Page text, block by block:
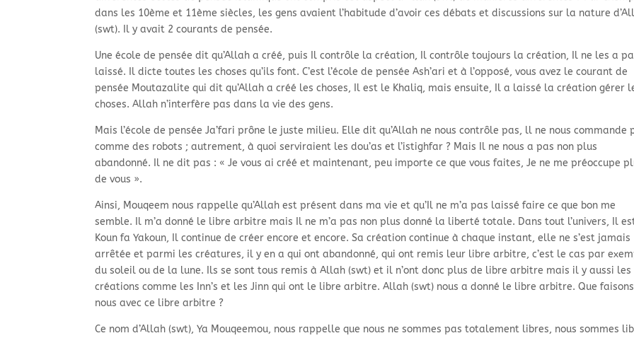
dans les 10ème et 11ème siècles, les gens avaient l’habitude d’avoir ces débats et discussions sur la nature
(swt). Il y avait 2 courants de pensée.
Une école de pensée dit qu’Allah a créé, puis Il contrôle la création, Il contrôle toujours la création, Il ne les a
laissé. Il dicte toutes les choses qu’ils font. C’est l’école de pensée Ash’ari et à l’opposé, vous avez le courant de
pensée Moutazalite qui dit qu’Allah a créé les choses, Il est le Khaliq, mais ensuite, Il a laissé la création gérer
choses. Allah n’interfère pas dans la vie des gens.
Mais l’école de pensée Ja’fari prône le juste milieu. Elle dit qu’Allah ne nous contrôle pas, ll ne nous commande
comme des robots ; autrement, à quoi serviraient les dou’as et l’istighfar ? Mais Il ne nous a pas non plus
abandonné. Il ne dit pas : « Je vous ai créé et maintenant, peu importe ce que vous faites, Je ne me préoccupe
de vous ».
Ainsi, Mouqeem nous rappelle qu’Allah est présent dans ma vie et qu’Il ne m’a pas laissé faire ce que bon me
semble. Il m’a donné le libre arbitre mais Il ne m’a pas non plus donné la liberté totale. Dans tout l’univers, Il
Koun fa Yakoun, Il continue de créer encore et encore. Sa création continue à chaque instant, elle ne s’est jamais
arrêtée et parmi les créatures, il y en a qui ont abandonné, qui ont remis leur libre arbitre, c’est le cas par
du soleil ou de la lune. Ils se sont tous remis à Allah (swt) et il n’ont donc plus de libre arbitre mais il y aussi les
créations comme les Inn’s et les Jinn qui ont le libre arbitre. Allah (swt) nous a donné le libre arbitre. Que
nous avec ce libre arbitre ?
Ce nom d’Allah (swt), Ya Mouqeemou, nous rappelle que nous ne sommes pas totalement libres, nous sommes